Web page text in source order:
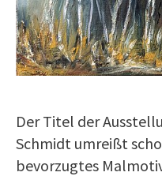
Der Titel der
Schmidt umreißt
bevorzugtes